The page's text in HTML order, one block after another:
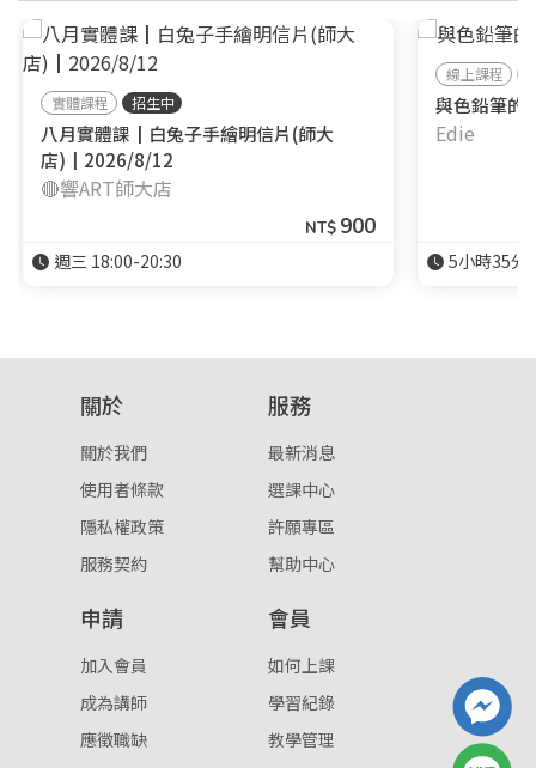
實體課程 招生中
八月實體課┃白兔子手繪明信片(師大
店)┃2026/8/12
🔴響ART師大店
NT$ 900
週三 18:00-20:30
線上課程
與色鉛筆的
Edie
5小時35分
關於
關於我們
使用者條款
隱私權政策
服務契約
服務
最新消息
選課中心
許願專區
幫助中心
申請
加入會員
成為講師
應徵職缺
會員
如何上課
學習紀錄
教學管理